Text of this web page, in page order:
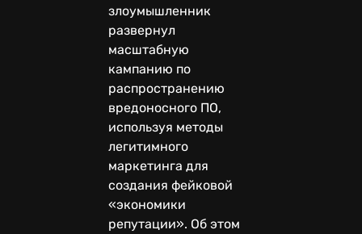
злоумышленник
развернул
масштабную
кампанию по
распространению
вредоносного ПО,
используя методы
легитимного
маркетинга для
создания фейковой
«экономики
репутации». Об этом